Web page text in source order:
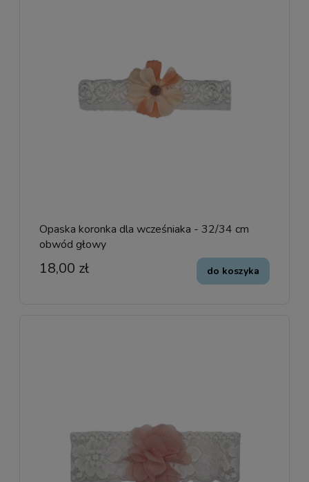
Opaska koronka dla wcześniaka - 32/34 cm
obwód głowy
18,00 zł do koszyka